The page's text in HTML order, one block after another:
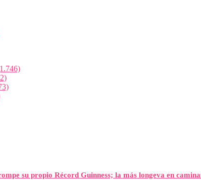
su propio Récord Guinness; la más longeva en